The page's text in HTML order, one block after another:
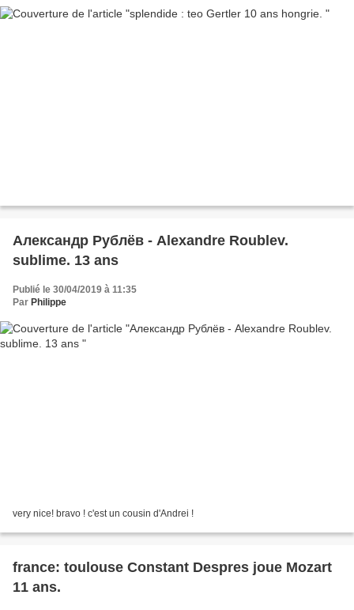
Александр Рублёв - Alexandre Roublev.
sublime. 13 ans
Publié le 30/04/2019 à 11:35
Par Philippe
very nice! bravo ! c'est un cousin d'Andrei !
france: toulouse Constant Despres joue Mozart
11 ans.